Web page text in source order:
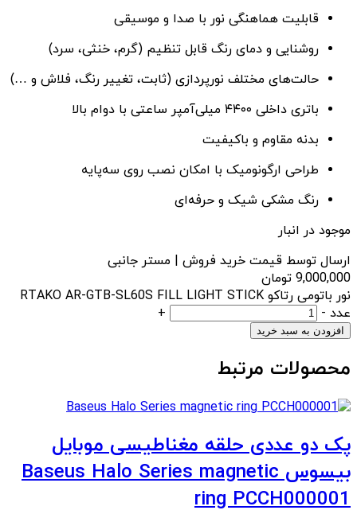
قابلیت هماهنگی نور با صدا و موسیقی
روشنایی و دمای رنگ قابل تنظیم (گرم، خنثی، سرد)
حالت‌های مختلف نورپردازی (ثابت، تغییر رنگ، فلاش و …)
باتری داخلی ۴۴۰۰ میلی‌آمپر ساعتی با دوام بالا
بدنه مقاوم و باکیفیت
طراحی ارگونومیک با امکان نصب روی سه‌پایه
رنگ مشکی شیک و حرفه‌ای
موجود در انبار
ارسال توسط قیمت خرید فروش | مستر جانبی
9,000,000 تومان
نور باتومی رتاکو RTAKO AR-GTB-SL60S FILL LIGHT STICK
عدد -
+
افزودن به سبد خرید
محصولات مرتبط
پک دو عددی حلقه مغناطیسی موبایل
بیسوس Baseus Halo Series magnetic
ring PCCH000001